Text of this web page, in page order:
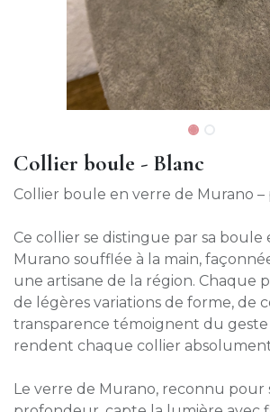
Collier boule - Blanc
Collier boule en verre de Murano –
Ce collier se distingue par sa boule
Murano soufflée à la main,
une artisane de la région. Chaque
de légères variations de forme, de
transparence témoignent du geste
rendent chaque collier
Le verre de Murano, reconnu pour